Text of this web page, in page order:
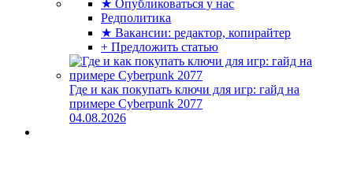
★ Опубликоваться у нас
Редполитика
★ Вакансии: редактор, копирайтер
+ Предложить статью
Где и как покупать ключи для игр: гайд на
примере Cyberpunk 2077
04.08.2026